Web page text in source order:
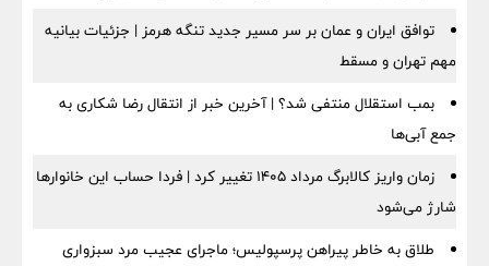
توافق ایران و عمان بر سر مسیر جدید تنگه هرمز | جزئیات بیانیه
مهم تهران و مسقط
بمب استقلال منتفی شد؟ | آخرین خبر از انتقال رضا شکاری به
جمع آبی‌ها
زمان واریز کالابرگ مرداد ۱۴۰۵ تغییر کرد | فردا حساب این خانوارها
شارژ می‌شود
طلاق به خاطر پیراهن پرسپولیس؛ ماجرای عجیب مرد سبزواری